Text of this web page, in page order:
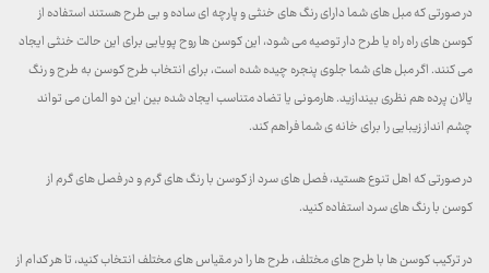
در صورتی که مبل های شما دارای رنگ های خنثی و پارچه ای ساده و بی طرح هستند استفاده از
کوسن های راه راه یا طرح دار توصیه می شود، این کوسن ها روح پویایی برای این حالت خنثی ایجاد
می کنند. اگر مبل های شما جلوی پنجره چیده شده است، برای انتخاب طرح کوسن به طرح و رنگ
یالان پرده هم نظری بیندازید. هارمونی یا تضاد متناسب ایجاد شده بین این دو المان می تواند
چشم انداز زیبایی را برای خانه ی شما فراهم کند.
در صورتی که اهل تنوع هستید، فصل های سرد از کوسن با رنگ های گرم و در فصل های گرم از
کوسن با رنگ های سرد استفاده کنید.
در ترکیب کوسن ها با طرح های مختلف، طرح ها را در مقیاس های مختلف انتخاب کنید، تا هر کدام از